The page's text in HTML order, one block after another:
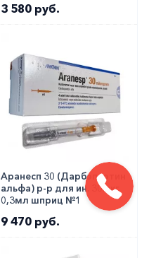
3 580 руб.
Аранесп 30 (Дарбэпоэтин
альфа) р-р для ин. 30мкг
0,3мл шприц №1
9 470 руб.